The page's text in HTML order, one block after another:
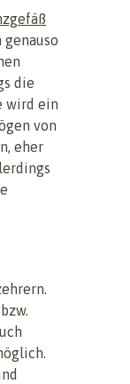
genauso
die
wird ein
von
eher